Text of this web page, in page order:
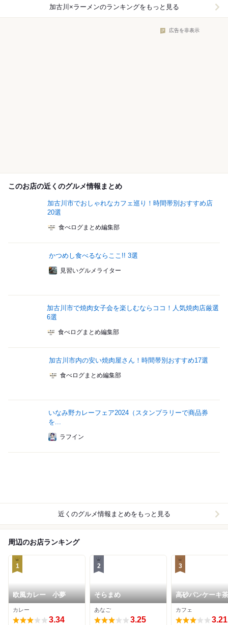
加古川×ラーメンのランキングをもっと見る
広告を非表示
このお店の近くのグルメ情報まとめ
加古川市でおしゃれなカフェ巡り！時間帯別おすすめ店
20選
食べログまとめ編集部
かつめし食べるならここ!! 3選
見習いグルメライター
加古川市で焼肉女子会を楽しむならココ！人気焼肉店厳選
6選
食べログまとめ編集部
加古川市内の安い焼肉屋さん！時間帯別おすすめ17選
食べログまとめ編集部
いなみ野カレーフェア2024（スタンプラリーで商品券
を...
ラフイン
近くのグルメ情報まとめをもっと見る
周辺のお店ランキング
1
欧風カレー 小夢
カレー
3.34
2
そらまめ
あなご
3.25
3
高砂パンケーキ
パンドウィッチ
カフェ
3.21